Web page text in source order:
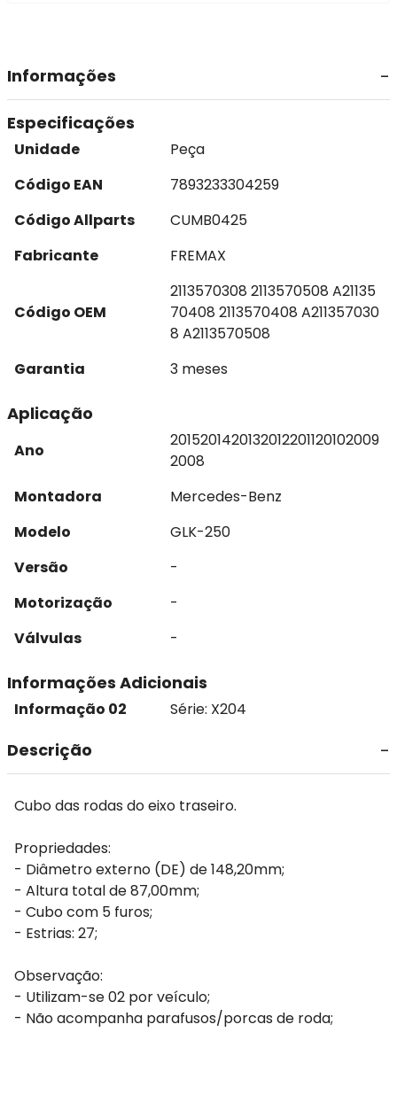
Informações
Especificações
Unidade
Peça
Código EAN
7893233304259
Código Allparts
CUMB0425
Fabricante
FREMAX
Código OEM
2113570308 2113570508 A21135
70408 2113570408 A211357030
8 A2113570508
Garantia
3 meses
Aplicação
Ano
2015201420132012201120102009
2008
Montadora
Mercedes-Benz
Modelo
GLK-250
Versão
-
Motorização
-
Válvulas
-
Informações Adicionais
Informação 02 Série: X204
Descrição
Cubo das rodas do eixo traseiro.
Propriedades:
- Diâmetro externo (DE) de 148,20mm;
- Altura total de 87,00mm;
- Cubo com 5 furos;
- Estrias: 27;
Observação:
- Utilizam-se 02 por veículo;
- Não acompanha parafusos/porcas de roda;